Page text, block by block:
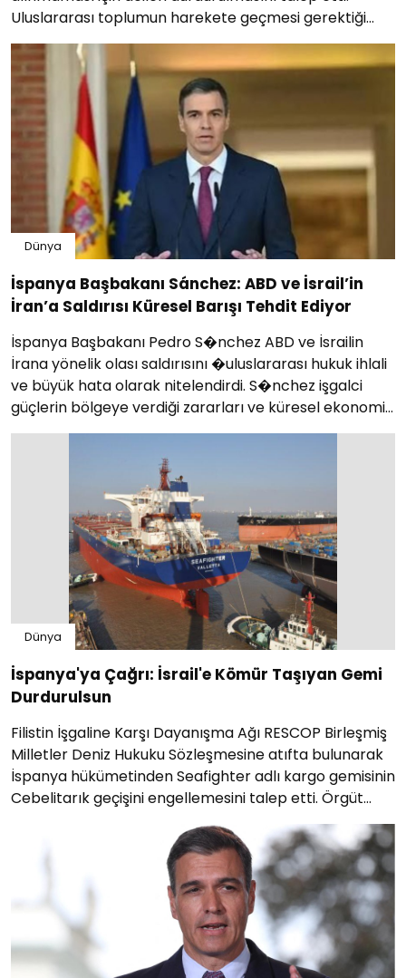
Uluslararası toplumun harekete geçmesi gerektiği
vurgulandı.
Dünya
İspanya Başbakanı Sánchez: ABD ve İsrail’in
İran’a Saldırısı Küresel Barışı Tehdit Ediyor
İspanya Başbakanı Pedro S�nchez ABD ve İsrailin
İrana yönelik olası saldırısını �uluslararası hukuk ihlali
ve büyük hata olarak nitelendirdi. S�nchez işgalci
güçlerin bölgeye verdiği zararları ve küresel ekonomik
etkileri vurguladı....
Dünya
İspanya'ya Çağrı: İsrail'e Kömür Taşıyan Gemi
Durdurulsun
Filistin İşgaline Karşı Dayanışma Ağı RESCOP Birleşmiş
Milletler Deniz Hukuku Sözleşmesine atıfta bulunarak
İspanya hükümetinden Seafighter adlı kargo gemisinin
Cebelitarık geçişini engellemesini talep etti. Örgüt
kömürün soykırımcı İsrailin işgal politikasını...